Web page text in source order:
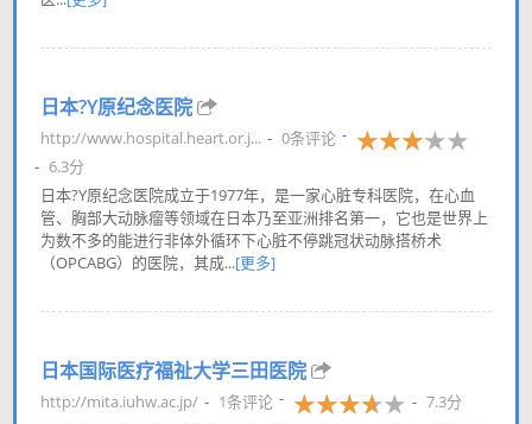
日本?Y原纪念医院
http://www.hospital.heart.or.j...
0条评论
6.3分
日本?Y原纪念医院成立于1977年，是一家心脏专科医院，在心血
管、胸部大动脉瘤等领域在日本乃至亚洲排名第一，它也是世界上
为数不多的能进行非体外循环下心脏不停跳冠状动脉搭桥术
（OPCABG）的医院，其成...[更多]
日本国际医疗福祉大学三田医院
http://mita.iuhw.ac.jp/ 1条评论
7.3分